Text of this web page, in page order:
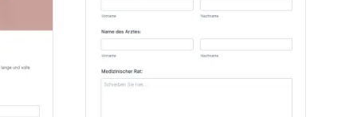
Zur Wimpernverlängerung
Vorschau